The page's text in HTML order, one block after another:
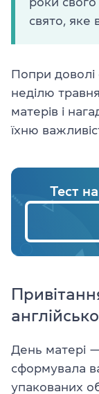
свято, яке
Попри доволі
неділю
матерів і
їхню
Тест
День матері
сформувала
упакованих